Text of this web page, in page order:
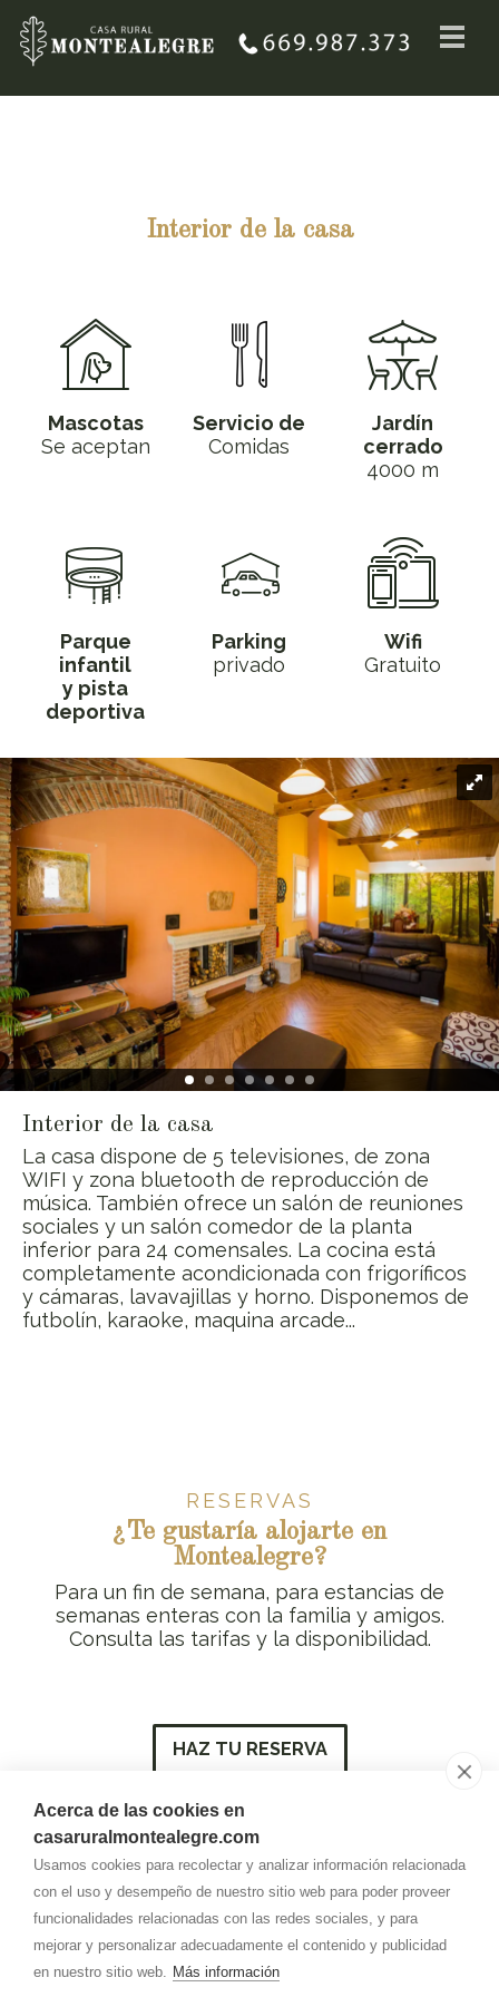
Acerca de las cookies en
casaruralmontealegre.com
Usamos cookies para recolectar y analizar información relacionada
con el uso y desempeño de nuestro sitio web para poder proveer
funcionalidades relacionadas con las redes sociales, y para
mejorar y personalizar adecuadamente el contenido y publicidad
en nuestro sitio web. Más información
Interior de la casa
Mascotas
Se aceptan
Servicio de
Comidas
Jardín
cerrado
4000 m
Parque
infantil
y pista
deportiva
Parking
privado
Wifi
Gratuito
Interior de la casa
La casa dispone de 5 televisiones, de zona
WIFI y zona bluetooth de reproducción de
música. También ofrece un salón de reuniones
sociales y un salón comedor de la planta
inferior para 24 comensales. La cocina está
completamente acondicionada con frigoríficos
y cámaras, lavavajillas y horno. Disponemos de
futbolín, karaoke, maquina arcade...
RESERVAS
¿Te gustaría alojarte en
Montealegre?
Para un fin de semana, para estancias de
semanas enteras con la familia y amigos.
Consulta las tarifas y la disponibilidad.
HAZ TU RESERVA
Contacto
Teléfono
669.987.373
Correo
info@casaruralmontealegre.es